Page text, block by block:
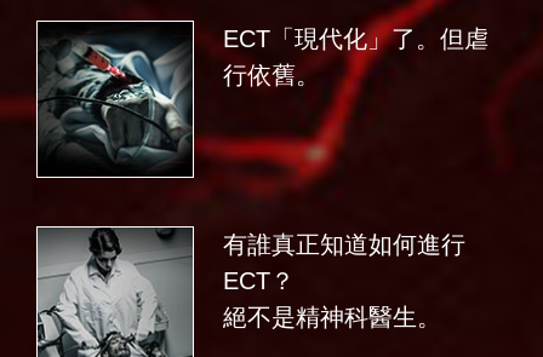
ECT「現代化」了。但虐
行依舊。
有誰真正知道如何進行
ECT？
絕不是精神科醫生。